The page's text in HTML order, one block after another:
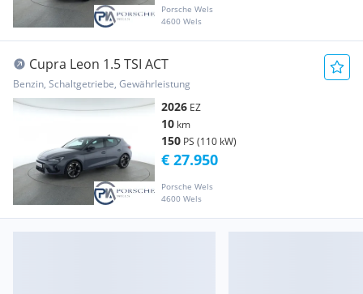
Porsche Wels
4600 Wels
Cupra Leon 1.5 TSI ACT
Benzin, Schaltgetriebe, Gewährleistung
2026 EZ
10 km
150 PS (110 kW)
Porsche Wels
4600 Wels
€ 27.950